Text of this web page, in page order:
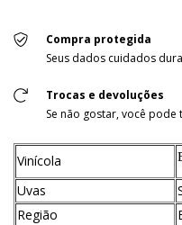
Compra protegida
Seus dados cuidados
Trocas e devoluções
Se não gostar, você
Vinícola
Uvas
Região